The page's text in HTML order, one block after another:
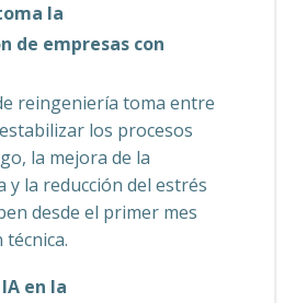
la
de empresas con
reingeniería toma entre
los procesos
la mejora de la
y la reducción del estrés
desde el primer mes
en la